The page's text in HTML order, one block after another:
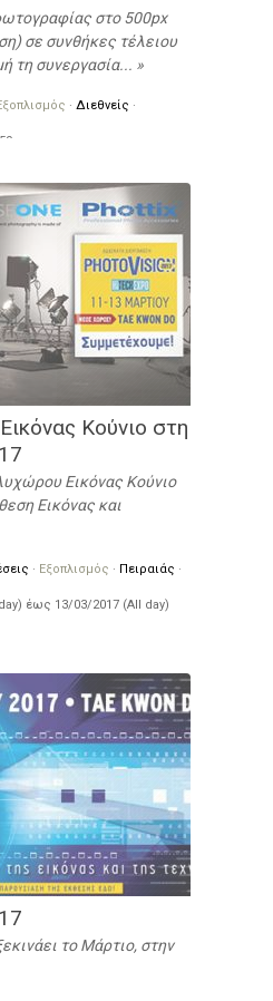
στο 500px
σε συνθήκες τέλειου
τη συνεργασία...
· Διεθνείς ·
Κούνιο στη
Εικόνας Κούνιο
Εικόνας και
· Εξοπλισμός · Πειραιάς ·
έως 13/03/2017 (All day)
το Μάρτιο, στην